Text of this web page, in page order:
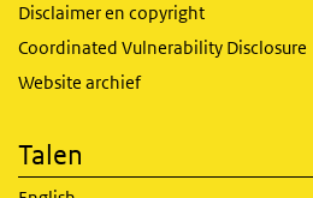
Disclaimer en copyright
Coordinated Vulnerability Disclosure
Website archief
Talen